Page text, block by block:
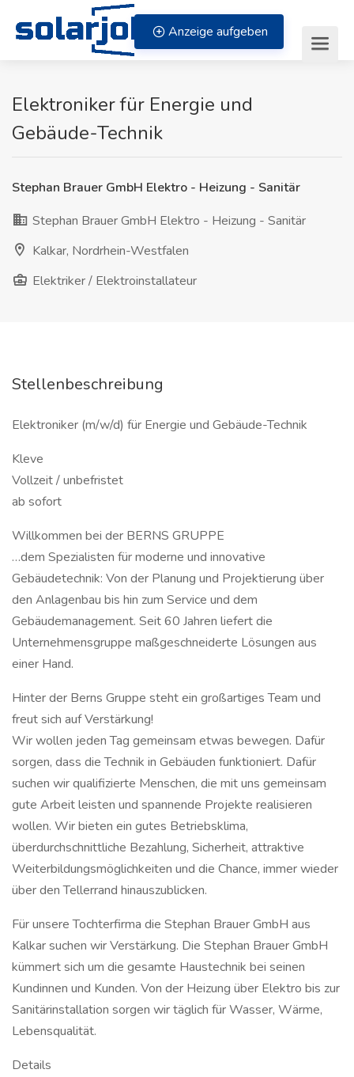
Zum Inhalt springen
Anzeige aufgeben
Elektroniker für Energie und
Gebäude-Technik
Stephan Brauer GmbH Elektro - Heizung - Sanitär
Stephan Brauer GmbH Elektro - Heizung - Sanitär
Kalkar, Nordrhein-Westfalen
Elektriker / Elektroinstallateur
Stellenbeschreibung
Elektroniker (m/w/d) für Energie und Gebäude-Technik
Kleve
Vollzeit / unbefristet
ab sofort
Willkommen bei der BERNS GRUPPE
…dem Spezialisten für moderne und innovative
Gebäudetechnik: Von der Planung und Projektierung über
den Anlagenbau bis hin zum Service und dem
Gebäudemanagement. Seit 60 Jahren liefert die
Unternehmensgruppe maßgeschneiderte Lösungen aus
einer Hand.
Hinter der Berns Gruppe steht ein großartiges Team und
freut sich auf Verstärkung!
Wir wollen jeden Tag gemeinsam etwas bewegen. Dafür
sorgen, dass die Technik in Gebäuden funktioniert. Dafür
suchen wir qualifizierte Menschen, die mit uns gemeinsam
gute Arbeit leisten und spannende Projekte realisieren
wollen. Wir bieten ein gutes Betriebsklima,
überdurchschnittliche Bezahlung, Sicherheit, attraktive
Weiterbildungsmöglichkeiten und die Chance, immer wieder
über den Tellerrand hinauszublicken.
Für unsere Tochterfirma die Stephan Brauer GmbH aus
Kalkar suchen wir Verstärkung. Die Stephan Brauer GmbH
kümmert sich um die gesamte Haustechnik bei seinen
Kundinnen und Kunden. Von der Heizung über Elektro bis zur
Sanitärinstallation sorgen wir täglich für Wasser, Wärme,
Lebensqualität.
Details